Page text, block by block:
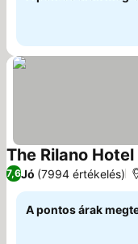
The Rilano
7,6Jó (7994 értékelés)
A pontos árak